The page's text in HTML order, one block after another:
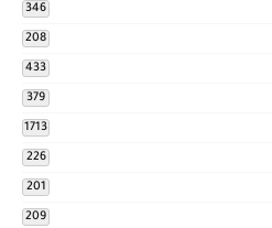
346
208
433
379
1713
226
201
209